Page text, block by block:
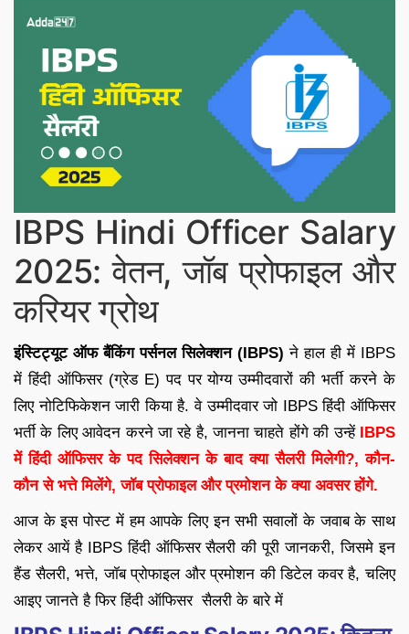
IBPS Hindi Officer Salary
2025: वेतन, जॉब प्रोफाइल और
करियर ग्रोथ
इंस्टिट्यूट ऑफ बैंकिंग पर्सनल सिलेक्शन (IBPS) ने हाल ही में IBPS
में हिंदी ऑफिसर (ग्रेड E) पद पर योग्य उम्मीदवारों की भर्ती करने के
लिए नोटिफिकेशन जारी किया है. वे उम्मीदवार जो IBPS हिंदी ऑफिसर
भर्ती के लिए आवेदन करने जा रहे है, जानना चाहते होंगे की उन्हें IBPS
में हिंदी ऑफिसर के पद सिलेक्शन के बाद क्या सैलरी मिलेगी?, कौन-
कौन से भत्ते मिलेंगे, जॉब प्रोफाइल और प्रमोशन के क्या अवसर होंगे.
आज के इस पोस्ट में हम आपके लिए इन सभी सवालों के जवाब के साथ
लेकर आयें है IBPS हिंदी ऑफिसर सैलरी की पूरी जानकरी, जिसमे इन
हैंड सैलरी, भत्ते, जॉब प्रोफाइल और प्रमोशन की डिटेल कवर है, चलिए
आइए जानते है फिर हिंदी ऑफिसर सैलरी के बारे में